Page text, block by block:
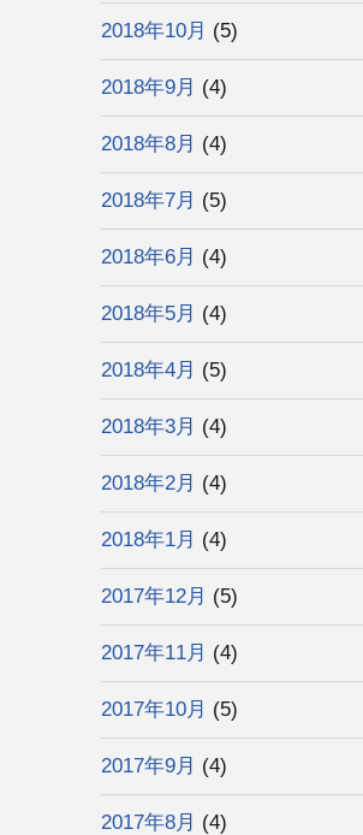
2018年10月 (5)
2018年9月 (4)
2018年8月 (4)
2018年7月 (5)
2018年6月 (4)
2018年5月 (4)
2018年4月 (5)
2018年3月 (4)
2018年2月 (4)
2018年1月 (4)
2017年12月 (5)
2017年11月 (4)
2017年10月 (5)
2017年9月 (4)
2017年8月 (4)